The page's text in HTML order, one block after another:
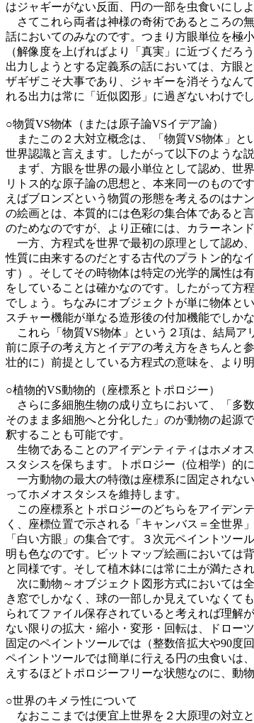
はジャギーがない反面、円の一部を虫食いにし
さてこれら両者は神様の奇術であるところの
話においてのみなのです。つまり方眼単位を極
（解像度を上げればより「真実」に近づくだ
出力しようとする定義系の話においては、方眼
ザギザこそ大事であり、ジャギーを消そうなん
れる出力は常に「近似図形」に過ぎないわけで
○物質VS物体（または原子論VSイデア論）
またこの２大対立概念は、「物質VS物体」と
世界認識と言えます。したがって以下のような
まず、方眼を世界の最小単位として認め、世
リトス的な原子論の思想と、本来同一のもので
えばブロンズという物質の形態を考えるのはナ
の絵画とは、本質的には色彩の集合体であると
のためなのですが、より正確には、カラーネン
一方、方程式を世界で最初の原理として認め
性質に由来するのだとする古代のプラトン的な
す）。そしてその時物体は特定の光学的属性は
をしていることは確かなのです。したがって方
でしょう。ちなみにオブジェクトが単に物体と
スチャー機能が単なる造形後の付加機能でしか
これら「物質VS物体」という２項は、結局ア
前に原子の考え方とイデアの考え方をきちんと
壮的に）前提としている方程式の意味を、より
○植物的VS動物的（座標系とトポロジー）
さらに多細胞生物の成り立ちにおいて、「多
そのまま多細胞へと分化した」のが動物の起源
釈することも可能です。
生物であることのアイデンティティはホメオ
スタシスを保ちます。トポロジー（位相学）的
一方動物の最大の特徴は座標系に固定されな
ってホメオスタシスを維持します。
この座標系とトポロジーのどちらをアイデン
く、座標位置で示される「キャンバス＝全世界
「白い方眼」の集合です。３次元ペイントツ
明も色なのです。ビットマップ絵画においては
と同様です。そして植木鉢には常に土が満たさ
次に動物～オブジェクト図形方式においては
き窓でしかなく、球の一部しか見えていなくて
られてファイル保存されていると考えれば理解
ない限りの拡大・縮小・変形・回転は、ドロー
固定のペイントツールでは（整数倍拡大や90度
ペイントツールでは簡単に行える円の虫食いは
えするほどトポロジーフリーな状態なのに、動
○世界のキメラ性について
なおここまでは便宜上世界を２大原理の対立